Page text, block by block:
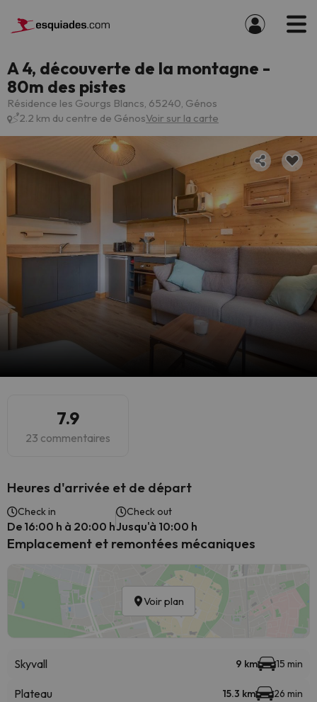
A 4, découverte de la montagne -
80m des pistes
Résidence les Gourgs Blancs, 65240, Génos
2.2 km du centre de GénosVoir sur la carte
7.9
23 commentaires
Heures d'arrivée et de départ
Check in
De 16:00 h à 20:00 h
Check out
Jusqu'à 10:00 h
Emplacement et remontées mécaniques
Voir plan
Skyvall 9 km 15 min
Plateau 15.3 km 26 min